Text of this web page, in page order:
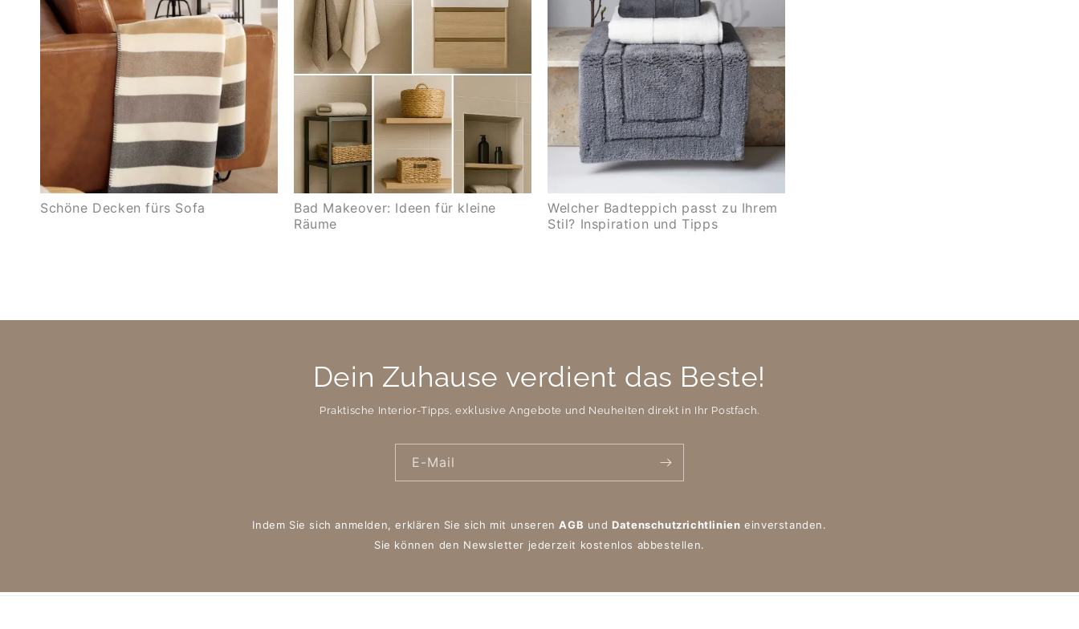
Schöne Decken fürs Sofa
Bad Makeover: Ideen für kleine
Räume
Welcher Badteppich passt zu Ihrem
Stil? Inspiration und Tipps
Dein Zuhause verdient das Beste!
Praktische Interior-Tipps, exklusive Angebote und Neuheiten direkt in Ihr Postfach.
E-Mail
Indem Sie sich anmelden, erklären Sie sich mit unserenAGB undDatenschutzrichtlinien einverstanden.
Sie können den Newsletter jederzeit kostenlos abbestellen.